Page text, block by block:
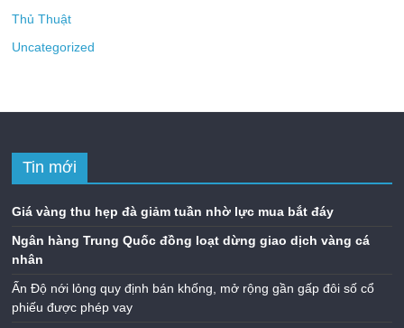
Thủ Thuật
Uncategorized
Tin mới
Giá vàng thu hẹp đà giảm tuần nhờ lực mua bắt đáy
Ngân hàng Trung Quốc đồng loạt dừng giao dịch vàng cá
nhân
Ấn Độ nới lỏng quy định bán khống, mở rộng gần gấp đôi số cổ
phiếu được phép vay